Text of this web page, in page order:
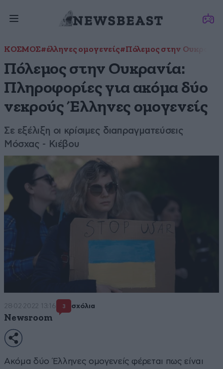
ΚΟΣΜΟΣ#έλληνες ομογενείς#Πόλεμος στην Ουκρανία
Πόλεμος στην Ουκρανία:
Πληροφορίες για ακόμα δύο
νεκρούς Έλληνες ομογενείς
Σε εξέλιξη οι κρίσιμες διαπραγματεύσεις
Μόσχας - Κιέβου
28·02·2022 13:16 3 σχόλια
Newsroom
Ακόμα δύο Έλληνες ομογενείς φέρεται πως είναι